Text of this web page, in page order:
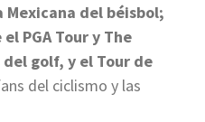
Mexicana del béisbol;
PGA Tour y The
golf, y el Tour de
del ciclismo y las